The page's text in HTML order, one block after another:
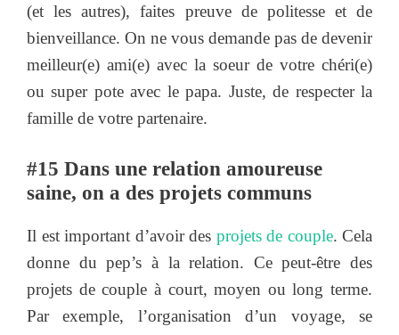
(et les autres), faites preuve de politesse et de
bienveillance. On ne vous demande pas de devenir
meilleur(e) ami(e) avec la soeur de votre chéri(e)
ou super pote avec le papa. Juste, de respecter la
famille de votre partenaire.
#15 Dans une relation amoureuse
saine, on a des projets communs
Il est important d’avoir des projets de couple. Cela
donne du pep’s à la relation. Ce peut-être des
projets de couple à court, moyen ou long terme.
Par exemple, l’organisation d’un voyage, se